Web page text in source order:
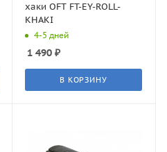
хаки OFT FT-EY-ROLL-
KHAKI
4-5 дней
1 490₽
В КОРЗИНУ